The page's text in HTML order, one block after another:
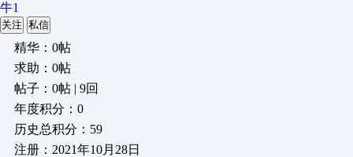
牛1
关注 私信
精华：0帖
求助：0帖
帖子：0帖 | 9回
年度积分：0
历史总积分：59
注册：2021年10月28日